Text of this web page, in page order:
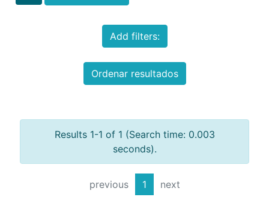
Add filters:
Ordenar resultados
Results 1-1 of 1 (Search time: 0.003
seconds).
previous 1 next